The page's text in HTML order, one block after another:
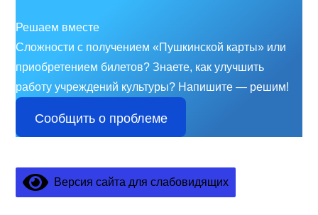
Решаем вместе
Сложности с получением «Пушкинской карты» или
приобретением билетов? Знаете, как улучшить
работу учреждений культуры? Напишите — решим!
Сообщить о проблеме
Версия сайта для слабовидящих